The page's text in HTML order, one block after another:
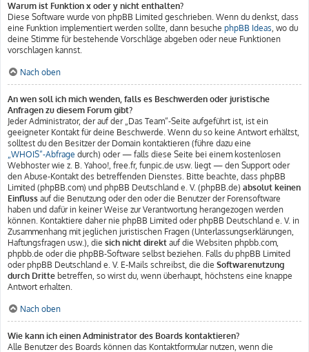
Warum ist Funktion x oder y nicht enthalten?
Diese Software wurde von phpBB Limited geschrieben. Wenn du denkst, dass
eine Funktion implementiert werden sollte, dann besuche phpBB Ideas, wo du
deine Stimme für bestehende Vorschläge abgeben oder neue Funktionen
vorschlagen kannst.
Nach oben
An wen soll ich mich wenden, falls es Beschwerden oder juristische
Anfragen zu diesem Forum gibt?
Jeder Administrator, der auf der „Das Team“-Seite aufgeführt ist, ist ein
geeigneter Kontakt für deine Beschwerde. Wenn du so keine Antwort erhältst,
solltest du den Besitzer der Domain kontaktieren (führe dazu eine
„WHOIS“-Abfrage durch) oder — falls diese Seite bei einem kostenlosen
Webhoster wie z. B. Yahoo!, free.fr, funpic.de usw. liegt — den Support oder
den Abuse-Kontakt des betreffenden Dienstes. Bitte beachte, dass phpBB
Limited (phpBB.com) und phpBB Deutschland e. V. (phpBB.de) absolut keinen
Einfluss auf die Benutzung oder den oder die Benutzer der Forensoftware
haben und dafür in keiner Weise zur Verantwortung herangezogen werden
können. Kontaktiere daher nie phpBB Limited oder phpBB Deutschland e. V. in
Zusammenhang mit jeglichen juristischen Fragen (Unterlassungserklärungen,
Haftungsfragen usw.), die sich nicht direkt auf die Websiten phpbb.com,
phpbb.de oder die phpBB-Software selbst beziehen. Falls du phpBB Limited
oder phpBB Deutschland e. V. E-Mails schreibst, die die Softwarenutzung
durch Dritte betreffen, so wirst du, wenn überhaupt, höchstens eine knappe
Antwort erhalten.
Nach oben
Wie kann ich einen Administrator des Boards kontaktieren?
Alle Benutzer des Boards können das Kontaktformular nutzen, wenn die